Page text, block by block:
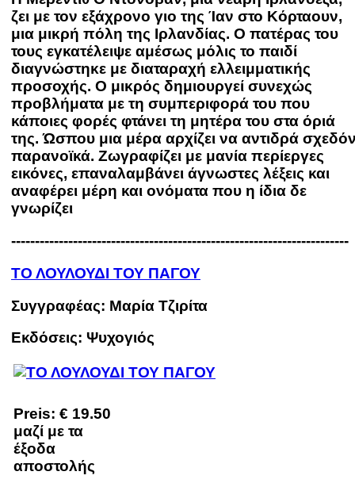
ζει με τον εξάχρονο γιο της Ίαν στο Κόρταουν,
μια μικρή πόλη της Ιρλανδίας. Ο πατέρας του
τους εγκατέλειψε αμέσως μόλις το παιδί
διαγνώστηκε με διαταραχή ελλειμματικής
προσοχής. Ο μικρός δημιουργεί συνεχώς
προβλήματα με τη συμπεριφορά του που
κάποιες φορές φτάνει τη μητέρα του στα όριά
της. Ώσπου μια μέρα αρχίζει να αντιδρά
παρανοϊκά. Ζωγραφίζει με μανία περίεργες
εικόνες, επαναλαμβάνει άγνωστες λέξεις και
αναφέρει μέρη και ονόματα που η ίδια δε
γνωρίζει
-----------------------------------------------------------------------
ΤΟ ΛΟΥΛΟΥΔΙ ΤΟΥ ΠΑΓΟΥ
Συγγραφέας: Μαρία Τζιρίτα
Εκδόσεις: Ψυχογιός
Preis: € 19.50
μαζί με τα
έξοδα
αποστολής